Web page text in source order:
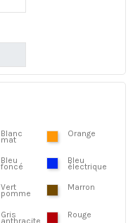
Blanc
mat
Orange
Bleu
foncé
Bleu
électrique
Vert
pomme
Marron
Gris
anthracite
Rouge